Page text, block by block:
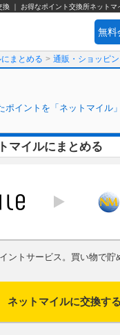
｜ お得なポイント交換所ネットマ
無料
まとめる > 通販・ショッピ
ポイントを「ネットマイル
マイルにまとめる
ントサービス。買い物で貯
ネットマイルに交換する